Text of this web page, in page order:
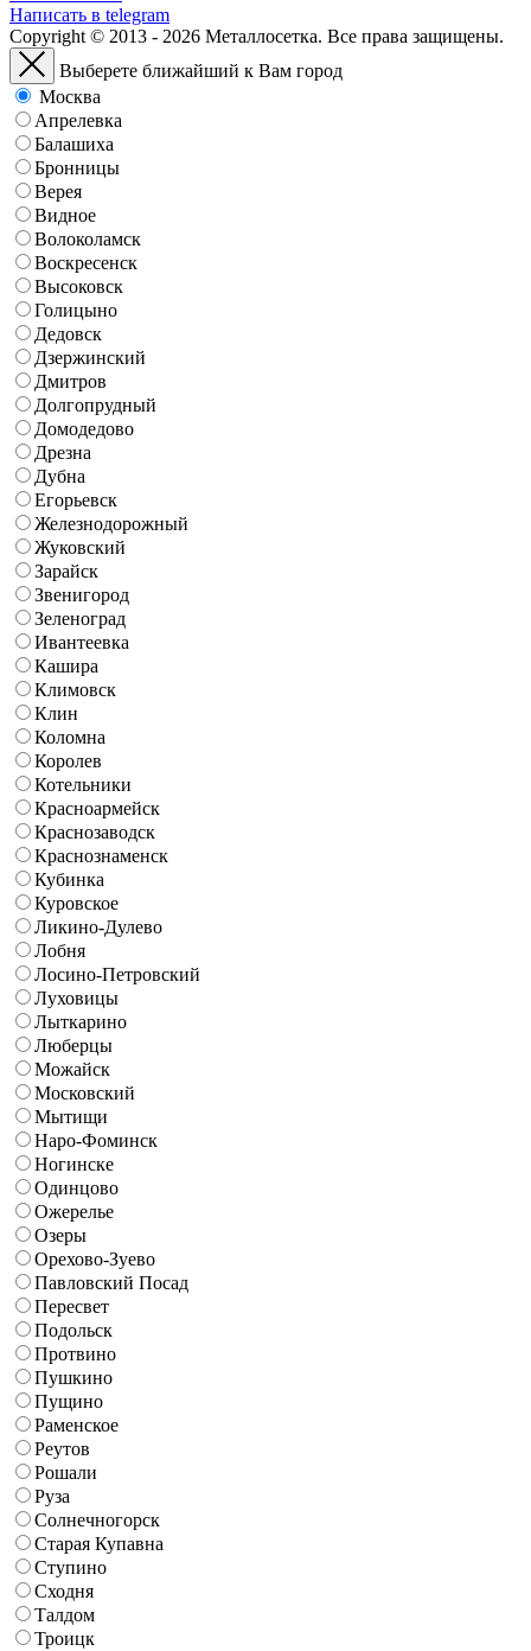
Написать в telegram
Copyright © 2013 - 2026 Металлосетка. Все права защищены.
Выберете ближайший к Вам город
Москва
Апрелевка
Балашиха
Бронницы
Верея
Видное
Волоколамск
Воскресенск
Высоковск
Голицыно
Дедовск
Дзержинский
Дмитров
Долгопрудный
Домодедово
Дрезна
Дубна
Егорьевск
Железнодорожный
Жуковский
Зарайск
Звенигород
Зеленоград
Ивантеевка
Кашира
Климовск
Клин
Коломна
Королев
Котельники
Красноармейск
Краснозаводск
Краснознаменск
Кубинка
Куровское
Ликино-Дулево
Лобня
Лосино-Петровский
Луховицы
Лыткарино
Люберцы
Можайск
Московский
Мытищи
Наро-Фоминск
Ногинске
Одинцово
Ожерелье
Озеры
Орехово-Зуево
Павловский Посад
Пересвет
Подольск
Протвино
Пушкино
Пущино
Раменское
Реутов
Рошали
Руза
Солнечногорск
Старая Купавна
Ступино
Сходня
Талдом
Троицк